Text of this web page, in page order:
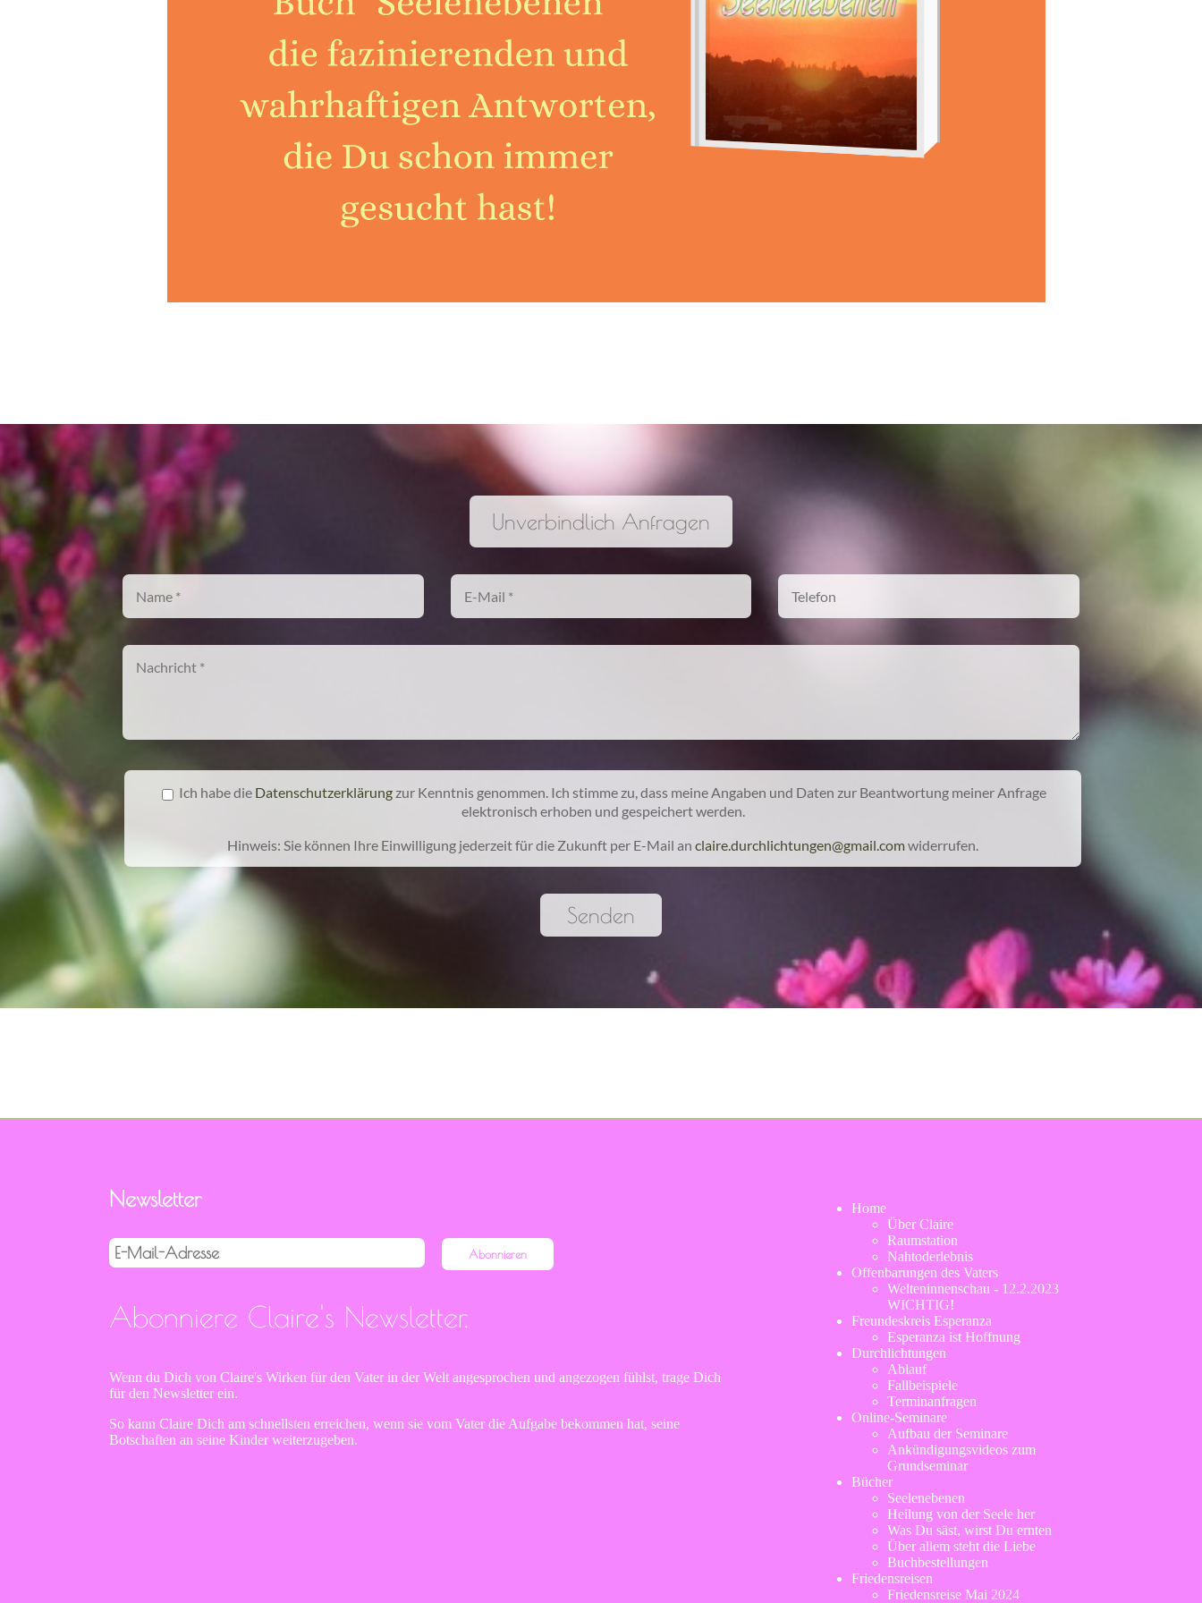
Unverbindlich Anfragen
Ich habe die Datenschutzerklärung zur Kenntnis genommen. Ich stimme zu, dass meine Angaben und Daten zur Beantwortung meiner Anfrage
elektronisch erhoben und gespeichert werden.
Hinweis: Sie können Ihre Einwilligung jederzeit für die Zukunft per E-Mail an claire.durchlichtungen@gmail.comwiderrufen.
Senden
Newsletter
E-
Mail-
Abonnieren
Abonniere Claire's Newsletter.
Wenn du Dich von Claire's Wirken für den Vater in der Welt angesprochen und angezogen fühlst, trage Dich
für den Newsletter ein.
So kann Claire Dich am schnellsten erreichen, wenn sie vom Vater die Aufgabe bekommen hat, seine
Botschaften an seine Kinder weiterzugeben.
überspringen
Home
Über Claire
Raumstation
Nahtoderlebnis
Offenbarungen des Vaters
Welteninnenschau - 12.2.2023
WICHTIG!
Freundeskreis Esperanza
Esperanza ist Hoffnung
Durchlichtungen
Ablauf
Fallbeispiele
Terminanfragen
Online-Seminare
Aufbau der Seminare
Ankündigungsvideos zum
Grundseminar
Bücher
Seelenebenen
Heilung von der Seele her
Was Du säst, wirst Du ernten
Über allem steht die Liebe
Buchbestellungen
Friedensreisen
Friedensreise Mai 2024